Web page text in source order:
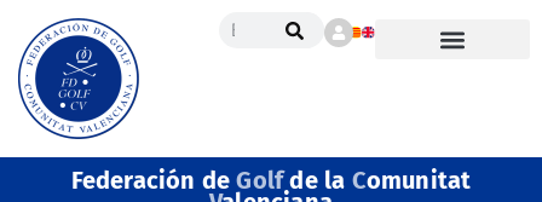
Federación deGolfde la Comunitat